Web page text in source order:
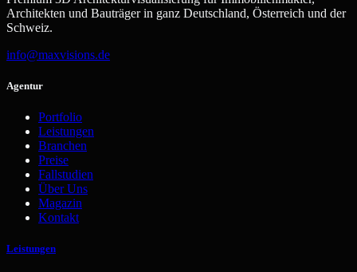
Architekten und Bauträger in ganz Deutschland, Österreich und der
Schweiz.
info@maxvisions.de
Agentur
Portfolio
Leistungen
Branchen
Preise
Fallstudien
Über Uns
Magazin
Kontakt
Leistungen